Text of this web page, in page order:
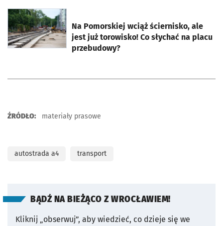
Na Pomorskiej wciąż ściernisko, ale
jest już torowisko! Co słychać na placu
przebudowy?
otworzy się w nowej karcie
ŹRÓDŁO: materiały prasowe
autostrada a4 transport
BĄDŹ NA BIEŻĄCO Z WROCŁAWIEM!
Kliknij „obserwuj”, aby wiedzieć, co dzieje się we